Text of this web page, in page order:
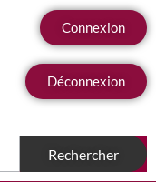
Connexion
Déconnexion